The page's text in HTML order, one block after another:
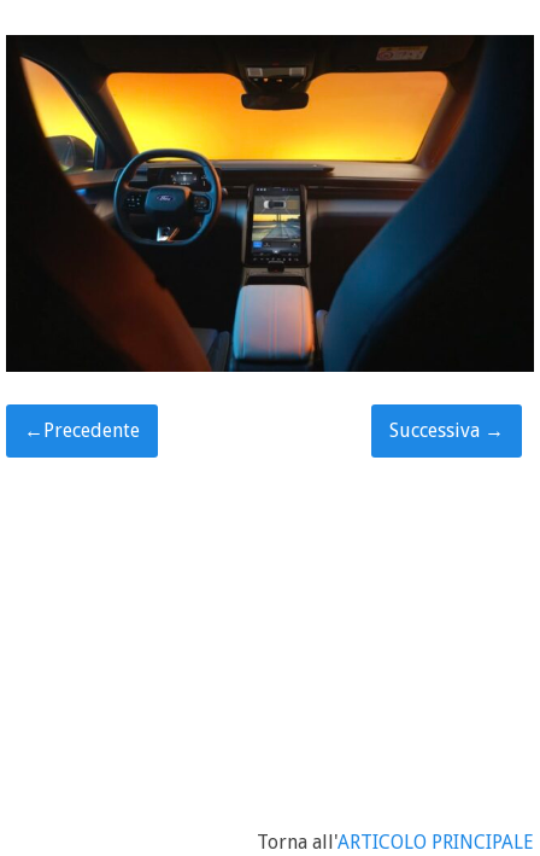
← Precedente Successiva →
Torna all'ARTICOLO PRINCIPALE